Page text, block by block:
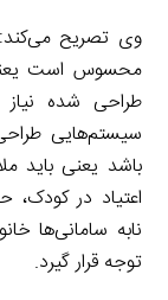
وی تصریح می‌کند:
محسوس است یعنی
طراحی شده
سیستم‌هایی
باشد یعنی باید
اعتیاد در کودک،
نابه سامانی‌ها
توجه قرار گیرد.